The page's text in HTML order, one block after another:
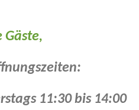
Gäste,
:
11:30 bis 14:00